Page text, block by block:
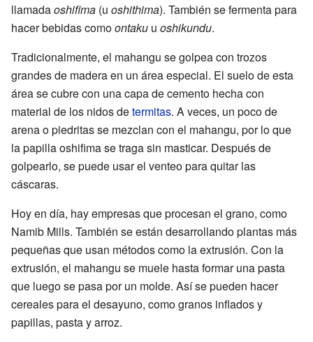
llamadaoshifima (u oshithima). También se fermenta para
hacer bebidas comoontaku u oshikundu.
Tradicionalmente, el mahangu se golpea con trozos
grandes de madera en un área especial. El suelo de esta
área se cubre con una capa de cemento hecha con
material de los nidos determitas. A veces, un poco de
arena o piedritas se mezclan con el mahangu, por lo que
la papilla oshifima se traga sin masticar. Después de
golpearlo, se puede usar el venteo para quitar las
cáscaras.
Hoy en día, hay empresas que procesan el grano, como
Namib Mills. También se están desarrollando plantas más
pequeñas que usan métodos como la extrusión. Con la
extrusión, el mahangu se muele hasta formar una pasta
que luego se pasa por un molde. Así se pueden hacer
cereales para el desayuno, como granos inflados y
papillas, pasta y arroz.